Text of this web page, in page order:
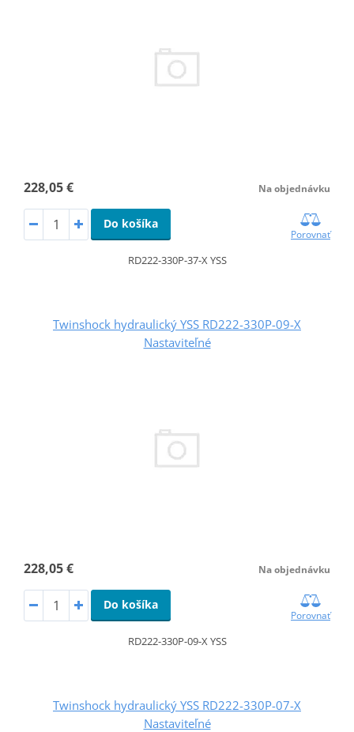
228,05 € Na objednávku
Do košíka
Porovnať
RD222-330P-37-X YSS
Twinshock hydraulický YSS RD222-330P-09-X
Nastaviteľné
228,05 € Na objednávku
Do košíka
Porovnať
RD222-330P-09-X YSS
Twinshock hydraulický YSS RD222-330P-07-X
Nastaviteľné